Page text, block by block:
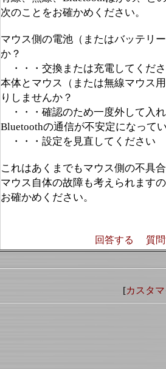
次のことをお確かめください。
マウス側の電池（またはバッテリ
か？
・・・交換または充電してくだ
本体とマウス（または無線マウス
りしませんか？
・・・確認のため一度外して入
Bluetoothの通信が不安定になって
・・・設定を見直してください
これはあくまでもマウス側の不具
マウス自体の故障も考えられます
お確かめください。
回答する 質
[カスタ